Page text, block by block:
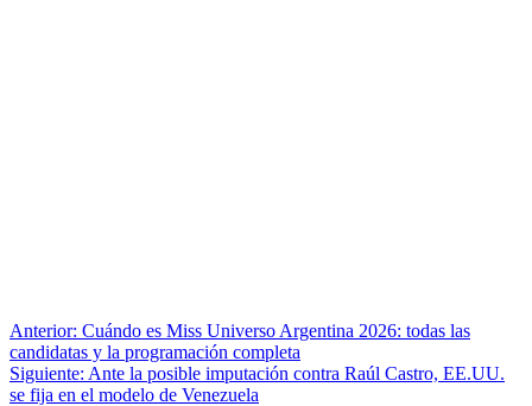
Anterior: Cuándo es Miss Universo Argentina 2026: todas las
candidatas y la programación completa
Siguiente: Ante la posible imputación contra Raúl Castro, EE.UU.
se fija en el modelo de Venezuela